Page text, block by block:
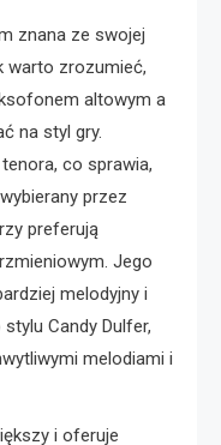
znana ze swojej
warto zrozumieć,
altowym a
na styl gry.
co sprawia,
przez
preferują
Jego
melodyjny i
Candy Dulfer,
melodiami i
i oferuje